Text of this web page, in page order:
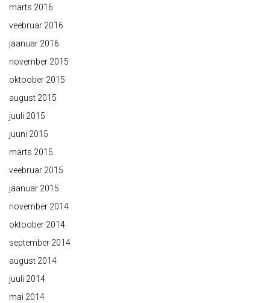
märts 2016
veebruar 2016
jaanuar 2016
november 2015
oktoober 2015
august 2015
juuli 2015
juuni 2015
märts 2015
veebruar 2015
jaanuar 2015
november 2014
oktoober 2014
september 2014
august 2014
juuli 2014
mai 2014